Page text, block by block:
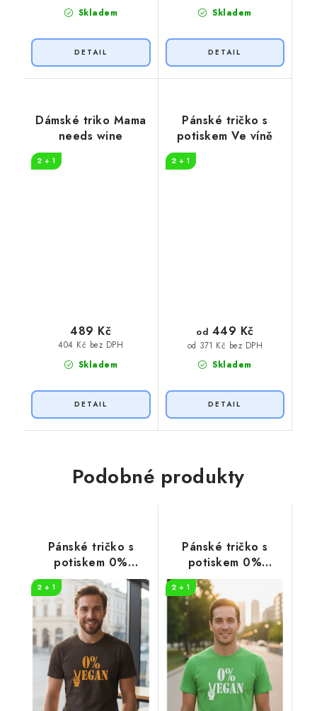
Skladem Skladem
Dámské triko Mama
needs wine
2 + 1
Skladem
404 Kč bez DPH
489 Kč
Pánské tričko s
potiskem Ve víně
2 + 1
Skladem
od 371 Kč bez DPH
od 449 Kč
Podobné produkty
Pánské tričko s
potiskem 0%
VEGAN oranžový
potisk
2 + 1
Pánské tričko s
potiskem 0%
VEGAN
2 + 1